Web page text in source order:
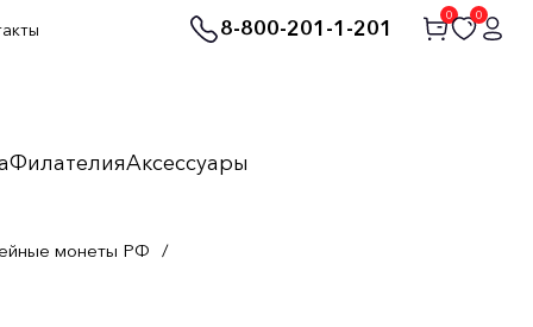
8-800-201-1-201
0 0
ФилателияАксессуары
монеты РФ /